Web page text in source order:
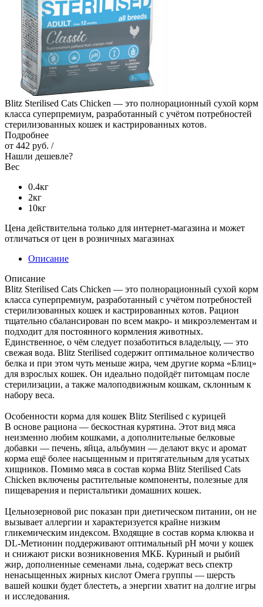
Blitz Sterilised Cats Chicken — это полнорационный сухой корм
класса суперпремиум, разработанный с учётом потребностей
стерилизованных кошек и кастрированных котов.
Подробнее
от 442 руб. /
Нашли дешевле?
Вес
0.4кг
2кг
10кг
Цена действительна только для интернет-магазина и может
отличаться от цен в розничных магазинах
Описание
Описание
Blitz Sterilised Cats Chicken — это полнорационный сухой корм
класса суперпремиум, разработанный с учётом потребностей
стерилизованных кошек и кастрированных котов. Рацион
тщательно сбалансирован по всем макро- и микроэлементам и
подходит для постоянного кормления животных.
Единственное, о чём следует позаботиться владельцу, — это
свежая вода. Blitz Sterilised содержит оптимальное количество
белка и при этом чуть меньше жира, чем другие корма «Блиц»
для взрослых кошек. Он идеально подойдёт питомцам после
стерилизации, а также малоподвижным кошкам, склонным к
набору веса.
Особенности корма для кошек Blitz Sterilised с курицей
В основе рациона — бескостная курятина. Этот вид мяса
неизменно любим кошками, а дополнительные белковые
добавки — печень, яйца, альбумин — делают вкус и аромат
корма ещё более насыщенным и притягательным для усатых
хищников. Помимо мяса в состав корма Blitz Sterilised Cats
Chicken включены растительные компоненты, полезные для
пищеварения и перистальтики домашних кошек.
Цельнозерновой рис показан при диетическом питании, он не
вызывает аллергии и характеризуется крайне низким
гликемическим индексом. Входящие в состав корма клюква и
DL-Метионин поддерживают оптимальный pH мочи у кошек
и снижают риски возникновения МКБ. Куриный и рыбий
жир, дополненные семенами льна, содержат весь спектр
ненасыщенных жирных кислот Омега группы — шерсть
вашей кошки будет блестеть, а энергии хватит на долгие игры
и исследования.